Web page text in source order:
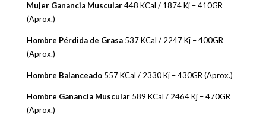
Mujer Ganancia Muscular448 KCal / 1874 Kj – 410GR
(Aprox.)
Hombre Pérdida de Grasa537 KCal / 2247 Kj – 400GR
(Aprox.)
Hombre Balanceado557 KCal / 2330 Kj – 430GR (Aprox.)
Hombre Ganancia Muscular589 KCal / 2464 Kj – 470GR
(Aprox.)